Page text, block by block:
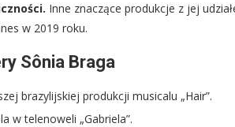
Inne znaczące produkcje z jej
w 2019 roku.
Sônia Braga
brazylijskiej produkcji musicalu „Hair”.
w telenoweli „Gabriela”.